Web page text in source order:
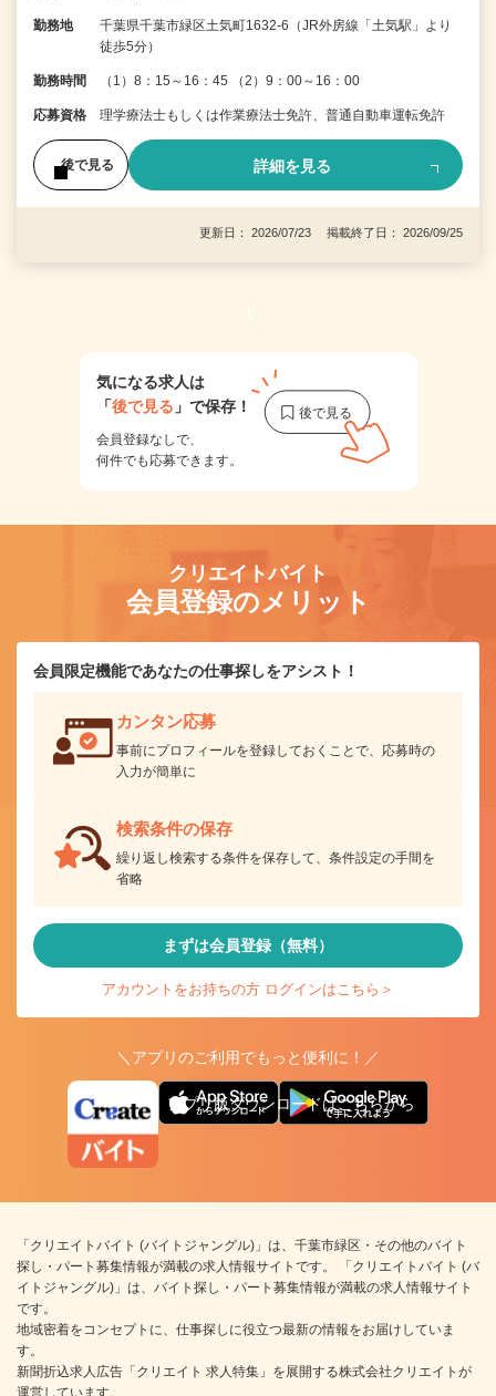
勤務地
千葉県千葉市緑区土気町1632-6（JR外房線「土気駅」より
徒歩5分）
勤務時間 （1）8：15～16：45 （2）9：00～16：00
応募資格 理学療法士もしくは作業療法士免許、普通自動車運転免許
後で見る 詳細を見る
更新日： 2026/07/23 掲載終了日： 2026/09/25
1
気になる求人は
「後で見る 」で保存！
会員登録なしで、
何件でも応募できます。
クリエイトバイト
会員登録のメリット
会員限定機能であなたの仕事探しをアシスト！
カンタン応募
事前にプロフィールを登録しておくことで、応募時の
入力が簡単に
検索条件の保存
繰り返し検索する条件を保存して、条件設定の手間を
省略
まずは会員登録（無料）
アカウントをお持ちの方 ログインはこちら＞
＼アプリのご利用でもっと便利に！／
アプリ版ダウンロードはこちらから
「クリエイトバイト (バイトジャングル)」は、千葉市緑区・その他のバイト
探し・パート募集情報が満載の求人情報サイトです。 「クリエイトバイト (バ
イトジャングル)」は、バイト探し・パート募集情報が満載の求人情報サイト
です。
地域密着をコンセプトに、仕事探しに役立つ最新の情報をお届けしていま
す。
新聞折込求人広告「クリエイト 求人特集」を展開する株式会社クリエイトが